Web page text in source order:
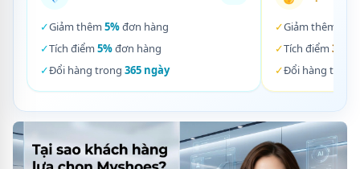
✓Giảm thêm 5%đơn hàng
✓Tích điểm 5%đơn hàng
✓Đổi hàng trong 365 ngày
✓Giảm thêm
✓Tích điểm 3%
✓Đổi hàng trong